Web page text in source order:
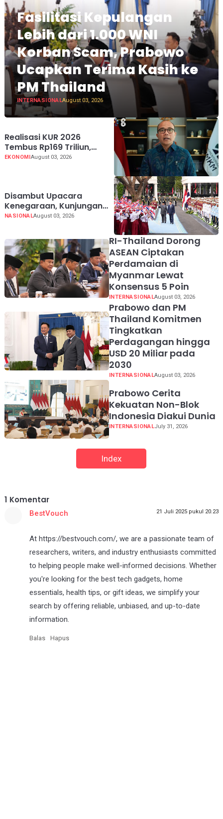
Fasilitasi Kepulangan
Lebih dari 1.000 WNI
Korban Scam, Prabowo
Ucapkan Terima Kasih ke
PM Thailand
INTERNASIONALAugust 03, 2026
Realisasi KUR 2026
Tembus Rp169 Triliun,
Jangkau 2,65 Juta Debitur
EKONOMIAugust 03, 2026
Disambut Upacara
Kenegaraan, Kunjungan
PM Anutin Charnvirakul
NASIONALAugust 03, 2026
RI-Thailand Dorong
ASEAN Ciptakan
Perdamaian di
Myanmar Lewat
Konsensus 5 Poin
INTERNASIONALAugust 03, 2026
Prabowo dan PM
Thailand Komitmen
Tingkatkan
Perdagangan hingga
USD 20 Miliar pada
2030
INTERNASIONALAugust 03, 2026
Prabowo Cerita
Kekuatan Non-Blok
Indonesia Diakui Dunia
INTERNASIONALJuly 31, 2026
Index
1 Komentar
BestVouch 21 Juli 2025 pukul 20.23
At https://bestvouch.com/, we are a passionate team of
researchers, writers, and industry enthusiasts committed
to helping people make well-informed decisions. Whether
you're looking for the best tech gadgets, home
essentials, health tips, or gift ideas, we simplify your
search by offering reliable, unbiased, and up-to-date
information.
Balas Hapus